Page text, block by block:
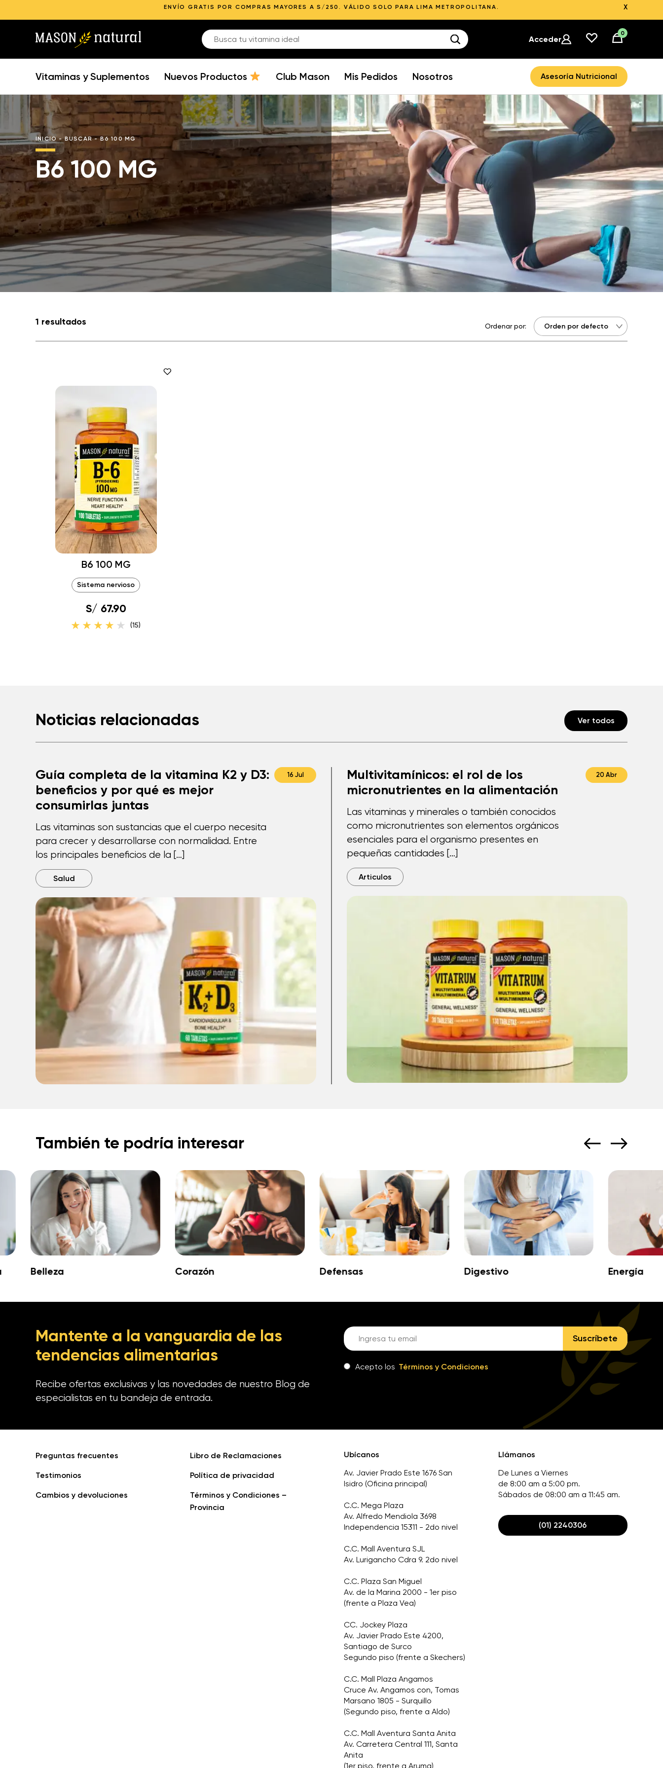
ENVÍO GRATIS POR COMPRAS MAYORES A S/250. VÁLIDO SOLO PARA LIMA METROPOLITANA. X
Acceder
0
Vitaminas y Suplementos Nuevos Productos Club Mason Mis Pedidos Nosotros Asesoría Nutricional
INICIO-BUSCAR-B6 100 MG
B6 100 MG
1 resultados Ordenar por:
B6 100 MG
Sistema nervioso
S/ 67.90
(15)
Noticias relacionadas Ver todos
Guía completa de la vitamina K2 y D3:
beneficios y por qué es mejor
consumirlas juntas
Las vitaminas son sustancias que el cuerpo necesita
para crecer y desarrollarse con normalidad. Entre
los principales beneficios de la […]
16 Jul
Salud
Multivitamínicos: el rol de los
micronutrientes en la alimentación
Las vitaminas y minerales o también conocidos
como micronutrientes son elementos orgánicos
esenciales para el organismo presentes en
pequeñas cantidades […]
20 Abr
Articulos
También te podría interesar
Belleza Corazón Defensas Digestivo Energía
Mantente a la vanguardia de las
tendencias alimentarias
Recibe ofertas exclusivas y las novedades de nuestro Blog de
especialistas en tu bandeja de entrada.
Suscríbete
Acepto los Términos y Condiciones
Preguntas frecuentes
Testimonios
Cambios y devoluciones
Libro de Reclamaciones
Política de privacidad
Términos y Condiciones –
Provincia
Ubícanos
Av. Javier Prado Este 1676 San
Isidro (Oficina principal)
C.C. Mega Plaza
Av. Alfredo Mendiola 3698
Independencia 15311 - 2do nivel
C.C. Mall Aventura SJL
Av. Lurigancho Cdra 9. 2do nivel
C.C. Plaza San Miguel
Av. de la Marina 2000 - 1er piso
(frente a Plaza Vea)
CC. Jockey Plaza
Av. Javier Prado Este 4200,
Santiago de Surco
Segundo piso (frente a Skechers)
C.C. Mall Plaza Angamos
Cruce Av. Angamos con, Tomas
Marsano 1805 - Surquillo
(Segundo piso, frente a Aldo)
C.C. Mall Aventura Santa Anita
Av. Carretera Central 111, Santa
Anita
(1er piso, frente a Aruma)
Llámanos
De Lunes a Viernes
de 8:00 am a 5:00 pm.
Sábados de 08:00 am a 11:45 am.
(01) 2240306